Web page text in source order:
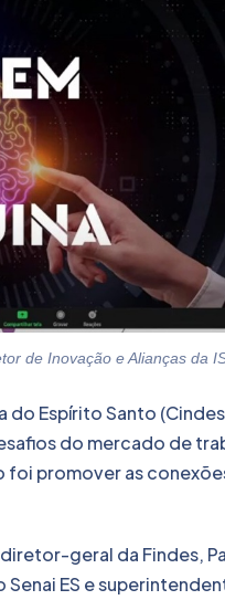
de Inovação e Alianças da
Espírito Santo
do mercado de
promover as
geral da Findes,
ES e